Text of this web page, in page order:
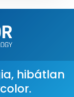
hibátlan